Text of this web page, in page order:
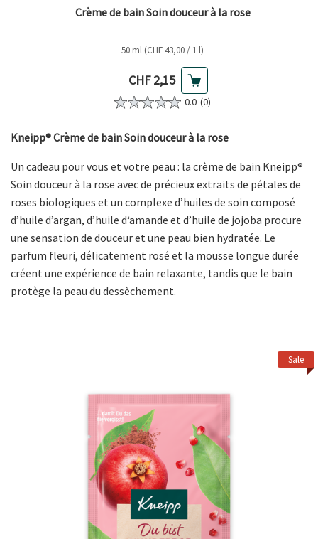
Crème de bain Soin douceur à la rose
50 ml (CHF 43,00 / 1 l)
Prix actuel
CHF 2,15
0.0 (0)
Kneipp® Crème de bain Soin douceur à la rose
Un cadeau pour vous et votre peau : la crème de bain Kneipp®
Soin douceur à la rose avec de précieux extraits de pétales de
roses biologiques et un complexe dʼhuiles de soin composé
dʼhuile dʼargan, dʼhuile d‘amande et dʼhuile de jojoba procure
une sensation de douceur et une peau bien hydratée. Le
parfum fleuri, délicatement rosé et la mousse longue durée
créent une expérience de bain relaxante, tandis que le bain
protège la peau du dessèchement.
Sale